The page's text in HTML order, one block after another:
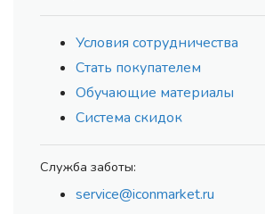
Условия сотрудничества
Стать покупателем
Обучающие материалы
Система скидок
Служба заботы:
service@iconmarket.ru